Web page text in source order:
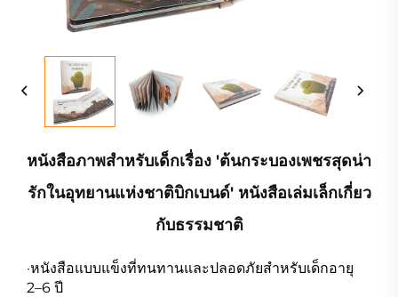
หนังสือภาพสำหรับเด็กเรื่อง 'ต้นกระบองเพชรสุดน่า
รักในอุทยานแห่งชาติบิกเบนด์' หนังสือเล่มเล็กเกี่ยว
กับธรรมชาติ
·หนังสือแบบแข็งที่ทนทานและปลอดภัยสำหรับเด็กอายุ
2–6 ปี